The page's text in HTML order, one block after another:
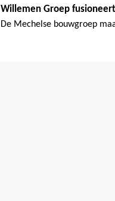
Willemen Groep
De Mechelse bouwgroep